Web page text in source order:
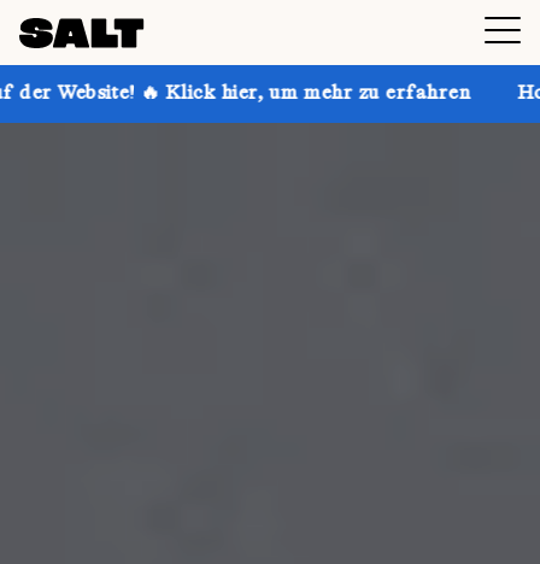
hier, um mehr zu erfahren Hol dir bis zu 30 %